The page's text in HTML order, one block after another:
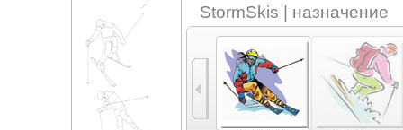
StormSkis | назначение